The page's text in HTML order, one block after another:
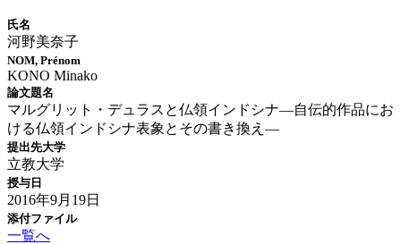
氏名
河野美奈子
NOM, Prénom
KONO Minako
論文題名
マルグリット・デュラスと仏領インドシナ―自伝的作品にお
ける仏領インドシナ表象とその書き換え―
提出先大学
立教大学
授与日
2016年9月19日
添付ファイル
一覧へ